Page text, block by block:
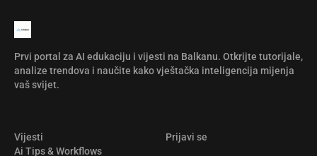
Prvi portal za AI edukaciju i vijesti na Balkanu. Otkrijte tutorijale,
analize trendova i naučite kako vještačka inteligencija mijenja
vaš svijet.
Vijesti
Ai Tips & Workflows
Prijavi se